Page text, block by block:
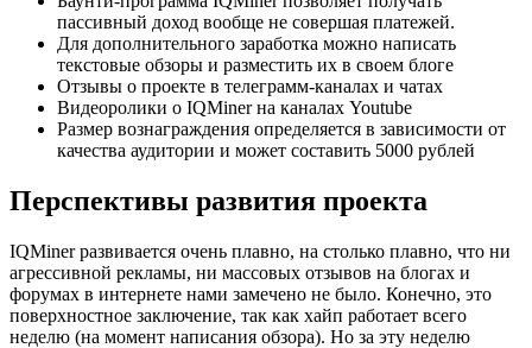
пассивный доход вообще не совершая платежей.
Для дополнительного заработка можно написать
текстовые обзоры и разместить их в своем блоге
Отзывы о проекте в телеграмм-каналах и чатах
Видеоролики о IQMiner на каналах Youtube
Размер вознаграждения определяется в зависимости от
качества аудитории и может составить 5000 рублей
Перспективы развития проекта
IQMiner развивается очень плавно, на столько плавно, что ни
агрессивной рекламы, ни массовых отзывов на блогах и
форумах в интернете нами замечено не было. Конечно, это
поверхностное заключение, так как хайп работает всего
неделю (на момент написания обзора). Но за эту неделю